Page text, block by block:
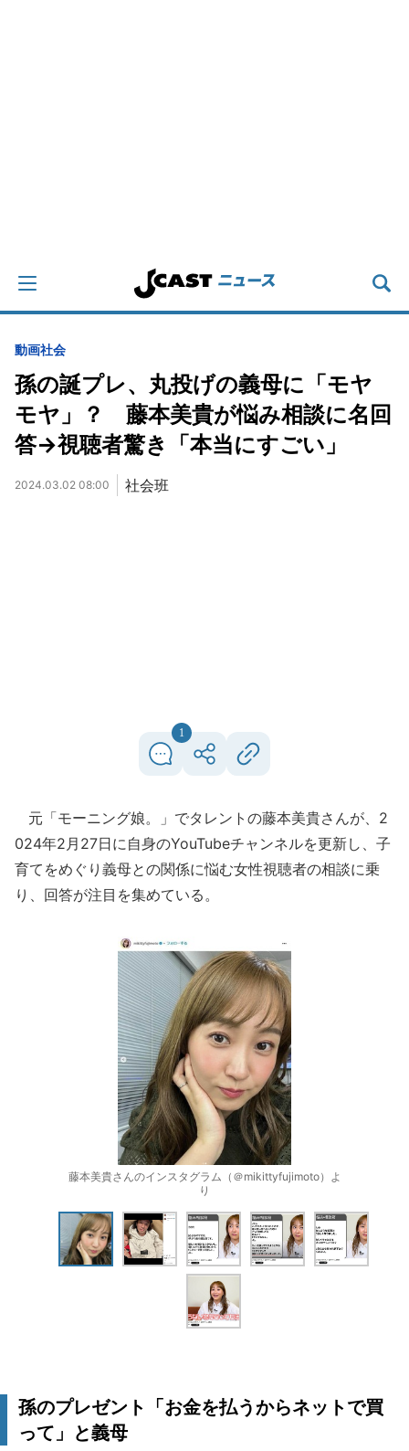
動画社会
孫の誕プレ、丸投げの義母に「モヤ
モヤ」？ 藤本美貴が悩み相談に名回
答→視聴者驚き「本当にすごい」
2024.03.02 08:00 社会班
1
元「モーニング娘。」でタレントの藤本美貴さんが、2
024年2月27日に自身のYouTubeチャンネルを更新し、子
育てをめぐり義母との関係に悩む女性視聴者の相談に乗
り、回答が注目を集めている。
藤本美貴さんのインスタグラム（＠mikittyfujimoto）よ
り
孫のプレゼント「お金を払うからネットで買
って」と義母